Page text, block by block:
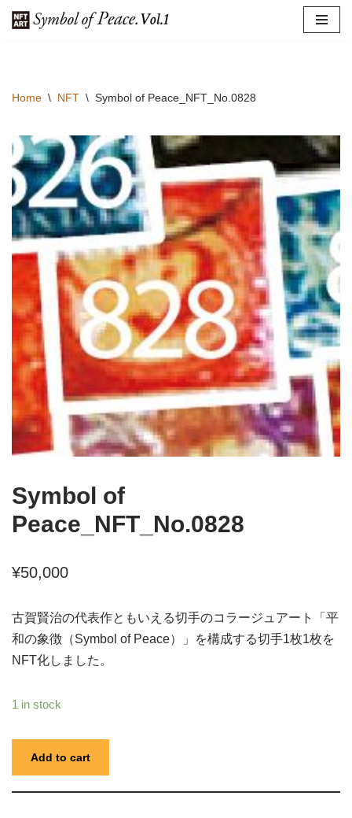
へ
ス
キ
ッ
プ
Home \ NFT \ Symbol of Peace_NFT_No.0828
Symbol of
Peace_NFT_No.0828
¥50,000
古賀賢治の代表作ともいえる切手のコラージュアート「平
和の象徴（Symbol of Peace）」を構成する切手1枚1枚を
NFT化しました。
1 in stock
Add to cart